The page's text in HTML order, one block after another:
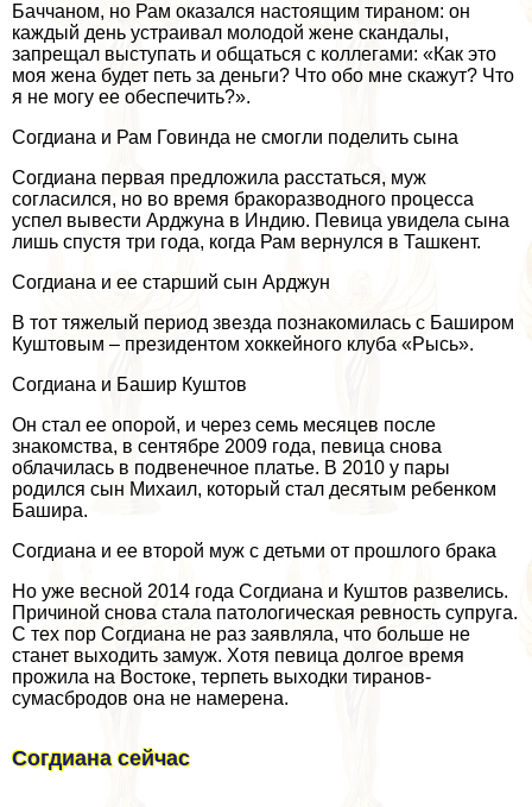
Баччаном, но Рам оказался настоящим тираном: он
каждый день устраивал молодой жене скандалы,
запрещал выступать и общаться с коллегами: «Как это
моя жена будет петь за деньги? Что обо мне скажут? Что
я не могу ее обеспечить?».
Согдиана и Рам Говинда не смогли поделить сына
Согдиана первая предложила расстаться, муж
согласился, но во время бpaкоразводного процесса
успел вывести Арджуна в Индию. Певица увидела сына
лишь спустя три года, когда Рам вернулся в Ташкент.
Согдиана и ее старший сын Арджун
В тот тяжелый период звезда познакомилась с Баширом
Куштовым – президентом хоккейного клуба «Рысь».
Согдиана и Башир Куштов
Он стал ее опорой, и через семь месяцев после
знакомства, в сентябре 2009 года, певица снова
облачилась в подвенечное платье. В 2010 у пары
родился сын Михаил, который стал десятым ребенком
Башира.
Согдиана и ее второй муж с детьми от прошлого бpaка
Но уже весной 2014 года Согдиана и Куштов развелись.
Причиной снова стала патологическая ревность супруга.
С тех пор Согдиана не раз заявляла, что больше не
станет выходить замуж. Хотя певица долгое время
прожила на Востоке, терпеть выходки тиранов-
сумасбродов она не намерена.
Согдиана сейчас